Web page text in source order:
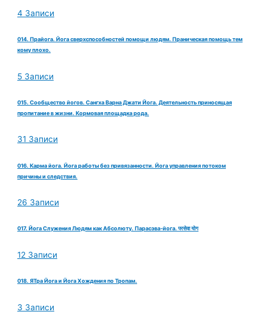
4 Записи
014. Прайога. Йога сверхспособностей помощи людям. Праническая помощь тем
кому плохо.
5 Записи
015. Сообщество йогов. Сангха Варна Джати Йога. Деятельность приносящая
пропитание в жизни. Кормовая площадка рода.
31 Записи
016. Карма йога. Йога работы без привязанности. Йога управления потоком
причины и следствия.
26 Записи
017. Йога Служения Людям как Абсолюту. Парасэва-йога. परसेवा योग
12 Записи
018. ЯТра Йога и Йога Хождения по Тропам.
3 Записи